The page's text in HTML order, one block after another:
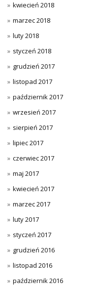
kwiecień 2018
marzec 2018
luty 2018
styczeń 2018
grudzień 2017
listopad 2017
październik 2017
wrzesień 2017
sierpień 2017
lipiec 2017
czerwiec 2017
maj 2017
kwiecień 2017
marzec 2017
luty 2017
styczeń 2017
grudzień 2016
listopad 2016
październik 2016